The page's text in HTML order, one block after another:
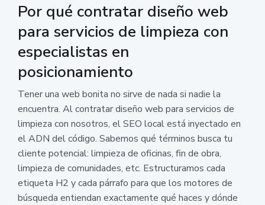
Por qué contratar diseño web
para servicios de limpieza con
especialistas en
posicionamiento
Tener una web bonita no sirve de nada si nadie la
encuentra. Al contratar diseño web para servicios de
limpieza con nosotros, el SEO local está inyectado en
el ADN del código. Sabemos qué términos busca tu
cliente potencial: limpieza de oficinas, fin de obra,
limpieza de comunidades, etc. Estructuramos cada
etiqueta H2 y cada párrafo para que los motores de
búsqueda entiendan exactamente qué haces y dónde